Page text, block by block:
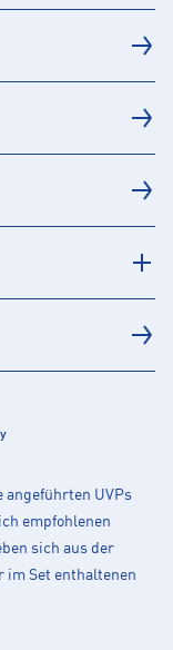
angeführten UVPs
empfohlenen
sich aus der
im Set enthaltenen